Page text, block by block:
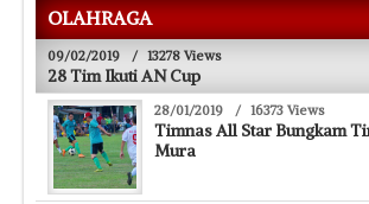
OLAHRAGA
09/02/2019 / 13278 Views
28 Tim Ikuti AN Cup
28/01/2019 / 16373 Views
Timnas All Star Bungkam
Mura